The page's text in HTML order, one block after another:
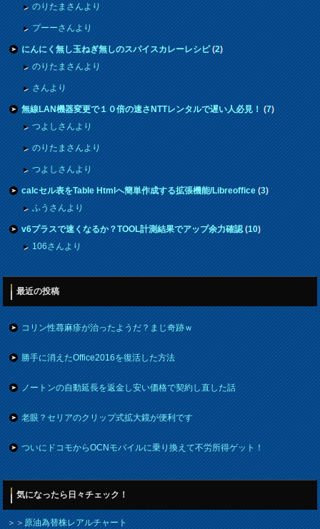
のりたまさんより
プーーさんより
にんにく無し玉ねぎ無しのスパイスカレーレシピ(2)
のりたまさんより
さんより
無線LAN機器変更で１０倍の速さNTTレンタルで遅い人必見！(7)
つよしさんより
のりたまさんより
つよしさんより
calcセル表をTable Htmlへ簡単作成する拡張機能/Libreoffice(3)
ふうさんより
v6プラスで速くなるか？TOOL計測結果でアップ余力確認(10)
106さんより
最近の投稿
コリン性蕁麻疹が治ったようだ？まじ奇跡ｗ
勝手に消えたOffice2016を復活した方法
ノートンの自動延長を返金し安い価格で契約し直した話
老眼？セリアのクリップ式拡大鏡が便利です
ついにドコモからOCNモバイルに乗り換えて不労所得ゲット！
気になったら日々チェック！
＞＞原油為替株レアルチャート